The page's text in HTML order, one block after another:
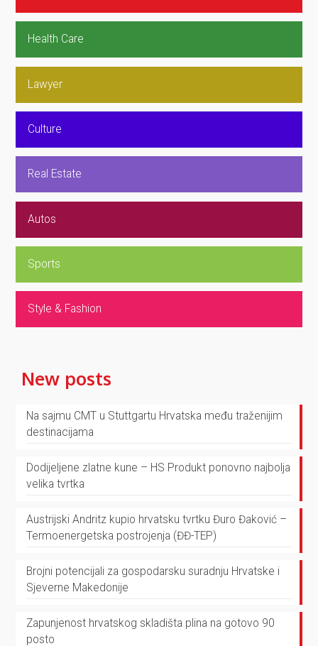
Health Care
Lawyer
Culture
Real Estate
Autos
Sports
Style & Fashion
New posts
Na sajmu CMT u Stuttgartu Hrvatska među traženijim
destinacijama
Dodijeljene zlatne kune – HS Produkt ponovno najbolja
velika tvrtka
Austrijski Andritz kupio hrvatsku tvrtku Đuro Đaković –
Termoenergetska postrojenja (ĐĐ-TEP)
Brojni potencijali za gospodarsku suradnju Hrvatske i
Sjeverne Makedonije
Zapunjenost hrvatskog skladišta plina na gotovo 90
posto